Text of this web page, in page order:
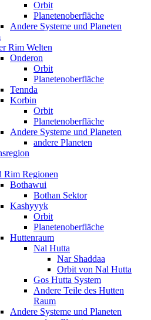
Orbit
Planetenoberfläche
Andere Systeme und Planeten
Rim Welten
Onderon
Orbit
Planetenoberfläche
Tennda
Korbin
Orbit
Planetenoberfläche
Andere Systeme und Planeten
andere Planeten
Rim Regionen
Bothawui
Bothan Sektor
Kashyyyk
Orbit
Planetenoberfläche
Huttenraum
Nal Hutta
Nar Shaddaa
Orbit von Nal Hutta
Gos Hutta System
Andere Teile des Hutten
Raum
Andere Systeme und Planeten